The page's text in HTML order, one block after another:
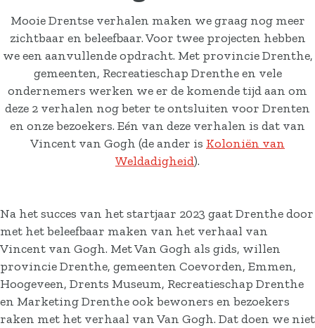
Mooie Drentse verhalen maken we graag nog meer
zichtbaar en beleefbaar. Voor twee projecten hebben
we een aanvullende opdracht. Met provincie Drenthe,
gemeenten, Recreatieschap Drenthe en vele
ondernemers werken we er de komende tijd aan om
deze 2 verhalen nog beter te ontsluiten voor Drenten
en onze bezoekers. Eén van deze verhalen is dat van
Vincent van Gogh (de ander is Koloniën van
Weldadigheid).
Na het succes van het startjaar 2023 gaat Drenthe door
met het beleefbaar maken van het verhaal van
Vincent van Gogh. Met Van Gogh als gids, willen
provincie Drenthe, gemeenten Coevorden, Emmen,
Hoogeveen, Drents Museum, Recreatieschap Drenthe
en Marketing Drenthe ook bewoners en bezoekers
raken met het verhaal van Van Gogh. Dat doen we niet